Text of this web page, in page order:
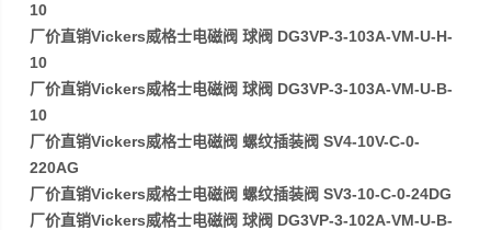
10
厂价直销Vickers威格士电磁阀 球阀 DG3VP-3-103A-VM-U-H-
10
厂价直销Vickers威格士电磁阀 球阀 DG3VP-3-103A-VM-U-B-
10
厂价直销Vickers威格士电磁阀 螺纹插装阀 SV4-10V-C-0-
220AG
厂价直销Vickers威格士电磁阀 螺纹插装阀 SV3-10-C-0-24DG
厂价直销Vickers威格士电磁阀 球阀 DG3VP-3-102A-VM-U-B-